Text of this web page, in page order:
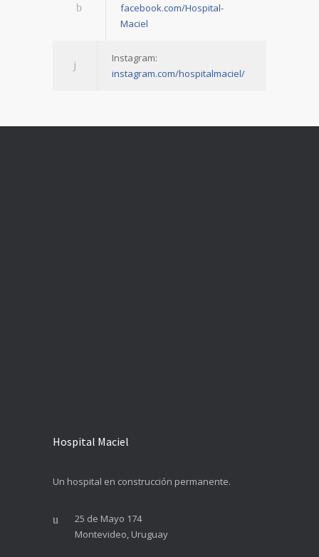
facebook.com/Hospital-
Maciel
Instagram:
instagram.com/hospitalmaciel/
Hospital Maciel
Un hospital en construcción permanente.
25 de Mayo 174
Montevideo, Uruguay